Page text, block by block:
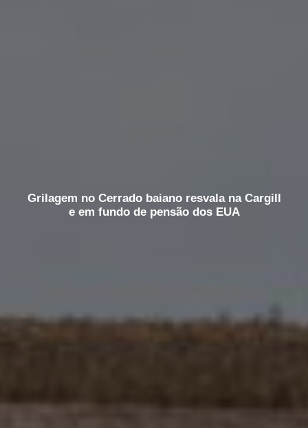
Grilagem no Cerrado baiano resvala na Cargill
e em fundo de pensão dos EUA